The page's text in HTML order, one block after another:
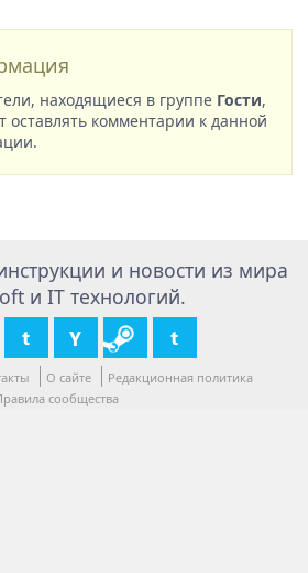
находящиеся в группе Гости,
оставлять комментарии к данной
и новости из мира
и IT технологий.
О сайте
Редакционная политика
сообщества